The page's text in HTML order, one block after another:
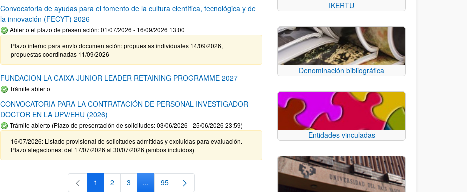
Convocatoria de ayudas para el fomento de la cultura científica, tecnológica y de
la innovación (FECYT) 2026
Abierto el plazo de presentación: 01/07/2026 - 16/09/2026 13:00
Plazo interno para envío documentación: propuestas individuales 14/09/2026,
propuestas coordinadas 11/09/2026
FUNDACION LA CAIXA JUNIOR LEADER RETAINING PROGRAMME 2027
Trámite abierto
CONVOCATORIA PARA LA CONTRATACIÓN DE PERSONAL INVESTIGADOR
DOCTOR EN LA UPV/EHU (2026)
Trámite abierto (Plazo de presentación de solicitudes: 03/06/2026 - 25/06/2026 23:59)
16/07/2026: Listado provisional de solicitudes admitidas y excluidas para evaluación.
Plazo alegaciones: del 17/07/2026 al 30/07/2026 (ambos incluídos)
Página
1 Página
2 Página
3 ...Páginas intermedias Use TAB para desplazarse.
Página
95
IKERTU
Denominación bibliográfica
Entidades vinculadas